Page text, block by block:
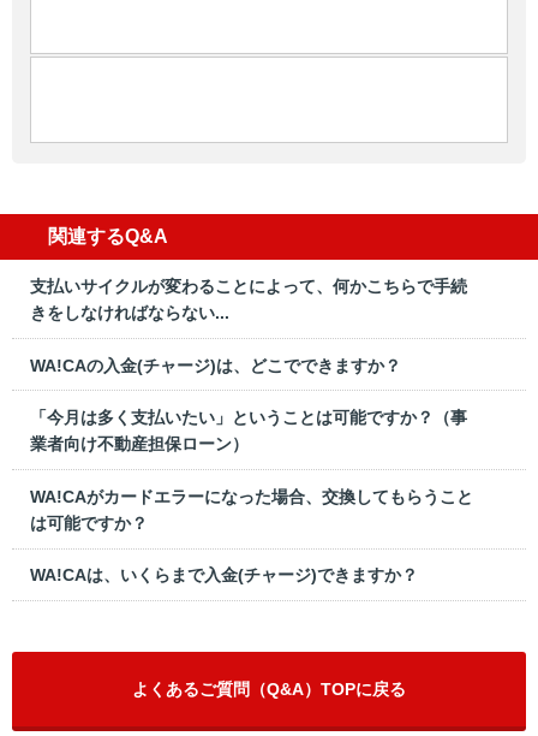
関連するQ&A
支払いサイクルが変わることによって、何かこちらで手続
きをしなければならない...
WA!CAの入金(チャージ)は、どこでできますか？
「今月は多く支払いたい」ということは可能ですか？（事
業者向け不動産担保ローン）
WA!CAがカードエラーになった場合、交換してもらうこと
は可能ですか？
WA!CAは、いくらまで入金(チャージ)できますか？
よくあるご質問（Q&A）TOPに戻る